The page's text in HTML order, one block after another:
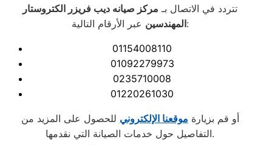
تتردد في الاتصال بـ مركز صيانه ديب فريزر الكتروستار
المهندسينعبر الأرقام التالية:
01154008110
01092279973
0235710008
01220261030
أو قم بزيارة موقعنا الإلكتروني للحصول على المزيد من
التفاصيل حول خدمات الصيانة التي نقدمها.